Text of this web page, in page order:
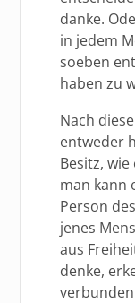
danke.
in jedem
soeben
haben zu
Nach
entweder
Besitz,
man kann
Person
jenes
aus
denke,